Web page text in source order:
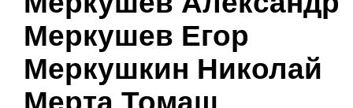
Меркушев Егор
Меркушкин Николай